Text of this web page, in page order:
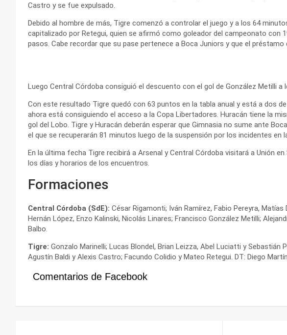
Castro y se fue expulsado.
Debido al hombre de más, Tigre comenzó a controlar el juego y a los 64
capitalizado por Retegui, quien se afirmó como goleador del campeonato con
pasos. Cabe recordar que su pase pertenece a Boca Juniors y que el préstamo
Luego Central Córdoba consiguió el descuento con el gol de González Metilli a
Con este resultado Tigre quedó con 63 puntos en la tabla anual y está a dos
ahora está consiguiendo el acceso a la Copa Libertadores. Huracán tiene la
gol del Lobo. Tigre y Huracán deberán esperar que Gimnasia no sume ante
el que se recuperarán 81 minutos luego de la suspensión por los incidentes en
En la última fecha Tigre recibirá a Arsenal y Central Córdoba visitará a Unión
los días y horarios de los encuentros.
Formaciones
Central Córdoba (SdE): César Rigamonti; Iván Ramírez, Fabio Pereyra,
Hernán López, Enzo Kalinski, Nicolás Linares; Francisco González Metilli;
Balbo.
Tigre: Gonzalo Marinelli; Lucas Blondel, Brian Leizza, Abel Luciatti y Sebastián
Agustín Baldi y Alexis Castro; Facundo Colidio y Mateo Retegui. DT: Diego
Comentarios de Facebook